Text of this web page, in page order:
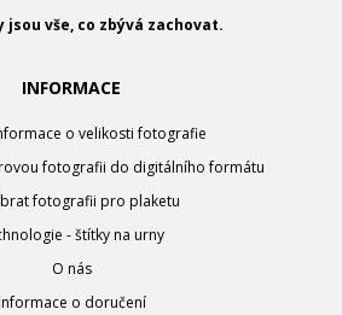
jsou vše, co zbývá zachovat.
INFORMACE
o velikosti fotografie
fotografii do digitálního formátu
fotografii pro plaketu
- štítky na urny
O nás
Informace o doručení